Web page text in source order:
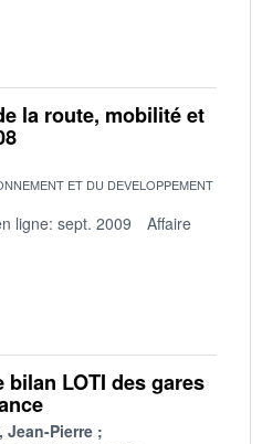
la route, mobilité et
ET DU DEVELOPPEMENT
ligne: sept. 2009
Affaire
bilan LOTI des gares
Jean-Pierre